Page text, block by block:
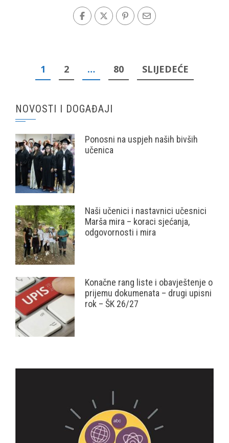
Posts
pagination
1 2 … 80 SLIJEDEĆE
NOVOSTI I DOGAĐAJI
Ponosni na uspjeh naših bivših
učenica
Naši učenici i nastavnici učesnici
Marša mira – koraci sjećanja,
odgovornosti i mira
Konačne rang liste i obavještenje o
prijemu dokumenata – drugi upisni
rok – ŠK 26/27